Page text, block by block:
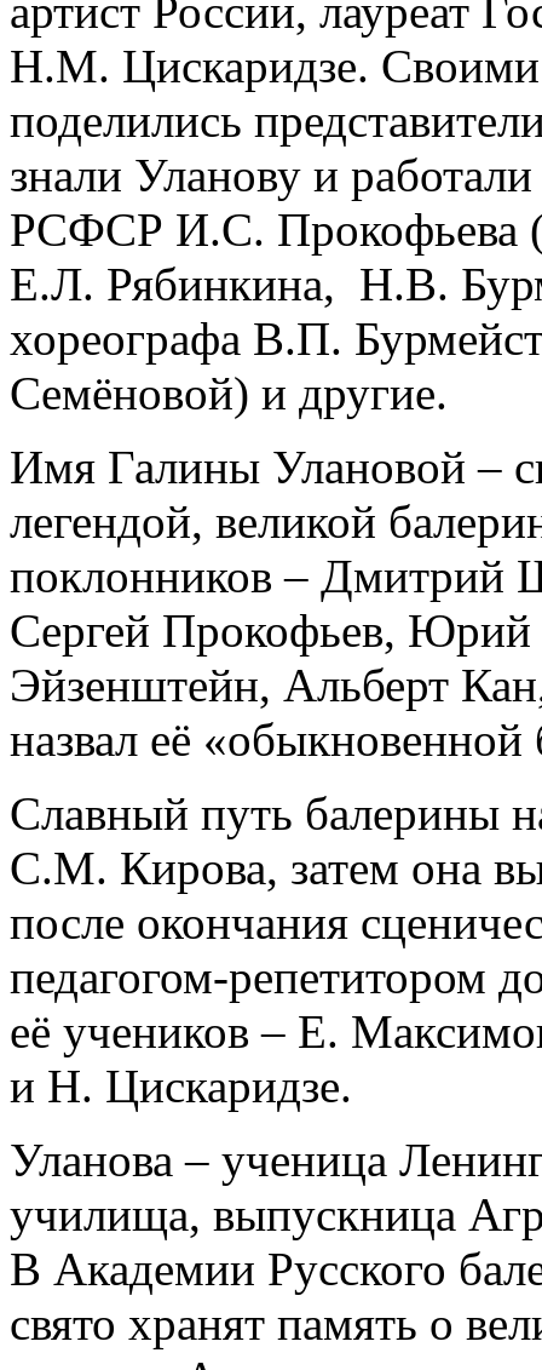
артист России, лауреат
Н.М. Цискаридзе.
поделились
знали Уланову и
РСФСР И.С. Прокофьева
Е.Л. Рябинкина, Н.В.
хореографа В.П.
Семёновой) и другие.
Имя Галины Улановой –
легендой, великой
поклонников – Дмитрий
Сергей Прокофьев, Юрий
Эйзенштейн, Альберт
назвал её «обыкновенной
Славный путь балерины
С.М. Кирова, затем она
после окончания
педагогом-репетитором
её учеников ­– Е.
и Н. Цискаридзе.
Уланова – ученица
училища, выпускница
В Академии Русского
свято хранят память о